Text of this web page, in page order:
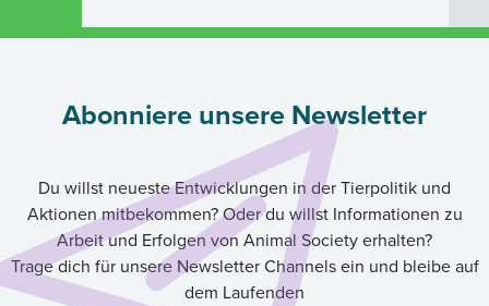
Abonniere unsere Newsletter
Du willst neueste Entwicklungen in der Tierpolitik und
Aktionen mitbekommen? Oder du willst Informationen zu
Arbeit und Erfolgen von Animal Society erhalten?
Trage dich für unsere Newsletter Channels ein und bleibe auf
dem Laufenden